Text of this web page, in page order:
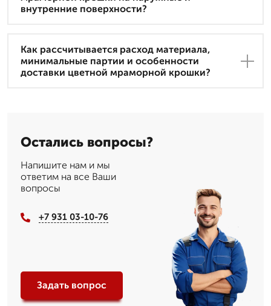
внутренние поверхности?
Как рассчитывается расход материала,
минимальные партии и особенности
доставки цветной мраморной крошки?
Остались вопросы?
Напишите нам и мы
ответим на все Ваши
вопросы
+7 931 03-10-76
Задать вопрос